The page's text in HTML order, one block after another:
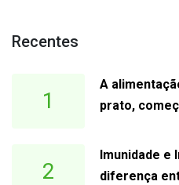
Recentes
1
A
prato,
2
Imunidade e
diferença